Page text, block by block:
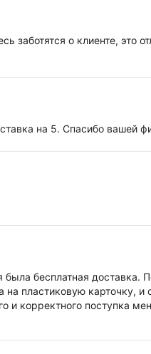
заботятся о клиенте, это
на 5. Спасибо вашей
бесплатная доставка.
пластиковую карточку, и
и корректного поступка